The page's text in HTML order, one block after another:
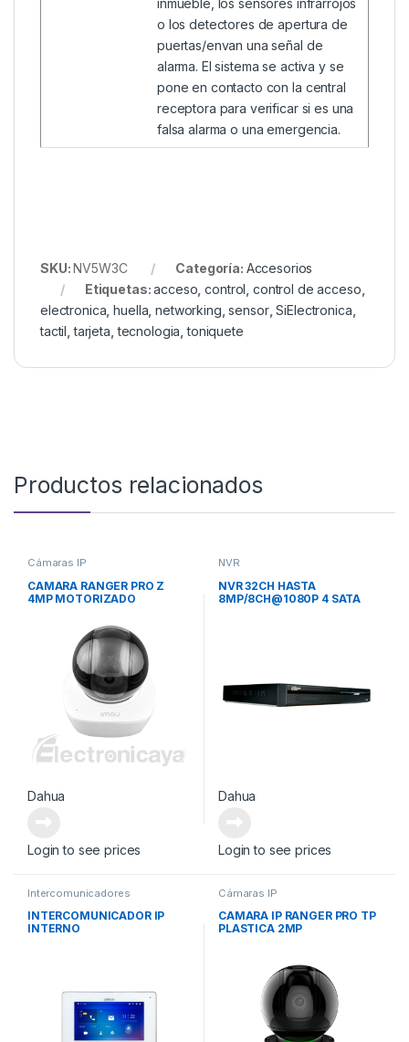
inmueble, los sensores infrarrojos
o los detectores de apertura de
puertas/envan una señal de
alarma. El sistema se activa y se
pone en contacto con la central
receptora para verificar si es una
falsa alarma o una emergencia.
SKU:NV5W3C Categoría: Accesorios
Etiquetas:acceso ,control control de acceso
electronica ,huella ,networking ,sensor,SiElectronica
tactil ,tarjeta ,tecnologia ,toniquete
Productos relacionados
Cámaras IP
CAMARA RANGER PRO Z
4MP MOTORIZADO
Dahua
Login to see prices
NVR
NVR 32CH HASTA
8MP/8CH@1080P 4 SATA
Dahua
Login to see prices
Intercomunicadores
INTERCOMUNICADOR IP
INTERNO
Cámaras IP
CAMARA IP RANGER PRO TP
PLASTICA 2MP